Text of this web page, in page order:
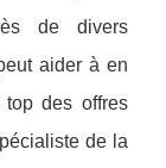
de divers
aider à en
top des offres
de la